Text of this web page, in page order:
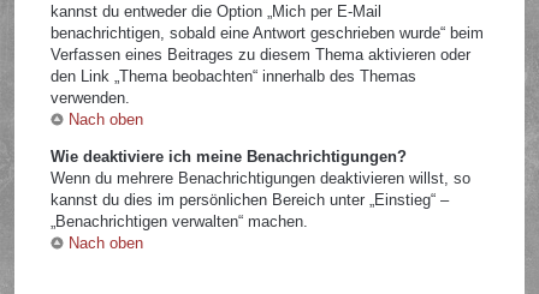
kannst du entweder die Option „Mich per E-Mail
benachrichtigen, sobald eine Antwort geschrieben wurde“ beim
Verfassen eines Beitrages zu diesem Thema aktivieren oder
den Link „Thema beobachten“ innerhalb des Themas
verwenden.
Nach oben
Wie deaktiviere ich meine Benachrichtigungen?
Wenn du mehrere Benachrichtigungen deaktivieren willst, so
kannst du dies im persönlichen Bereich unter „Einstieg“ –
„Benachrichtigen verwalten“ machen.
Nach oben